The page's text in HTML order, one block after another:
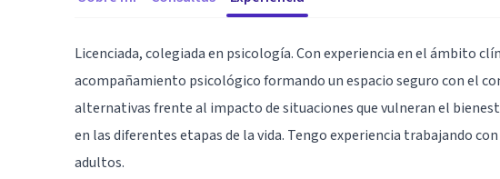
Licenciada, colegiada en psicología. Con experiencia en el ámbito
acompañamiento psicológico formando un espacio seguro con el
alternativas frente al impacto de situaciones que vulneran el
en las diferentes etapas de la vida. Tengo experiencia trabajando
adultos.